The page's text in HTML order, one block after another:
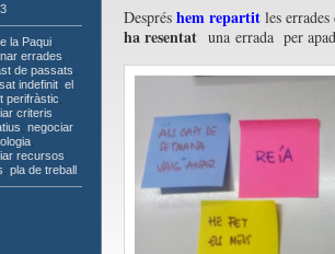
la Paqui,
errades
de passats
indefinit, el
perifràstic
criteris
negociar
,
recursos
pla de treball
Després hem repartitles errades
ha resentatuna errada per